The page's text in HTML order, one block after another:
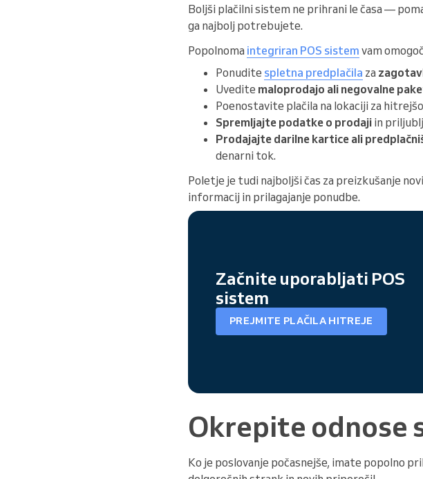
Boljši plačilni sistem ne prihrani le časa —
ga najbolj potrebujete.
Popolnoma integriran POS sistem vam
Ponudite spletna predplačila za
Uvedite maloprodajo ali negovalne
Poenostavite plačila na lokaciji za
Spremljajte podatke o prodaji in
Prodajajte darilne kartice ali
denarni tok.
Poletje je tudi najboljši čas za preizkušanje
informacij in prilagajanje ponudbe.
Začnite uporabljati POS
sistem
PREJMITE PLAČILA HITREJE
Okrepite odnose
Ko je poslovanje počasnejše, imate popolno